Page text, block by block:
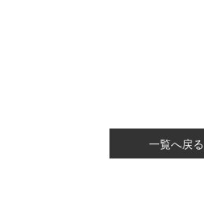
一覧へ戻る